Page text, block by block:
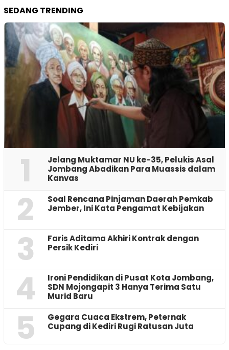
SEDANG TRENDING
1
Jelang Muktamar NU ke-35, Pelukis Asal
Jombang Abadikan Para Muassis dalam
Kanvas
2
‎Soal Rencana Pinjaman Daerah Pemkab
Jember, Ini Kata Pengamat Kebijakan ‎
3
Faris Aditama Akhiri Kontrak dengan
Persik Kediri
4
Ironi Pendidikan di Pusat Kota Jombang,
SDN Mojongapit 3 Hanya Terima Satu
Murid Baru
5
‎Gegara Cuaca Ekstrem, Peternak
Cupang di Kediri Rugi Ratusan Juta